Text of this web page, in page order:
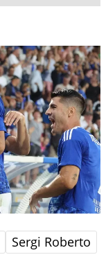
Sergi Roberto